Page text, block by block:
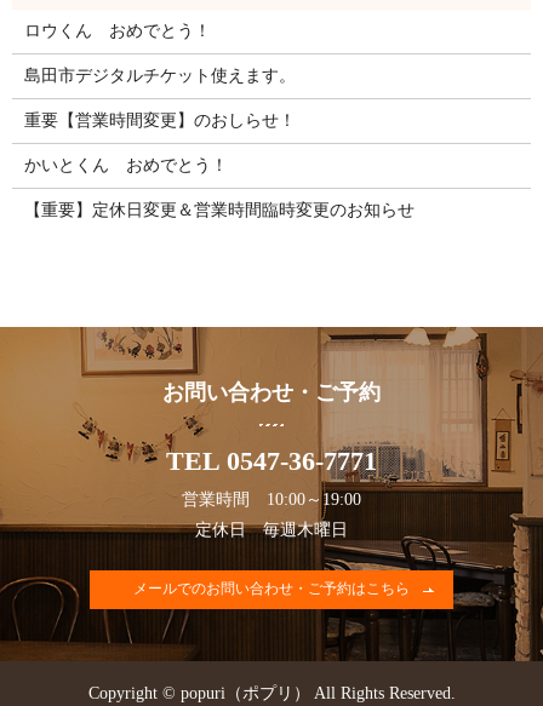
ロウくん おめでとう！
島田市デジタルチケット使えます。
重要【営業時間変更】のおしらせ！
かいとくん おめでとう！
【重要】定休日変更＆営業時間臨時変更のお知らせ
お問い合わせ・ご予約
TEL 0547-36-7771
営業時間 10:00～19:00
定休日 毎週木曜日
メールでのお問い合わせ・ご予約はこちら
Copyright © popuri（ポプリ） All Rights Reserved.